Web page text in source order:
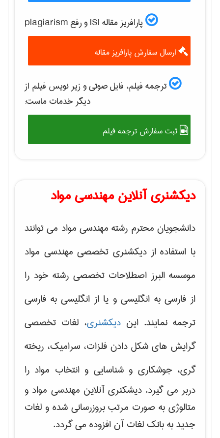
پارافریز مقاله ISI و رفع plagiarism
ارسال سفارش پارافریز مقاله
ترجمه فیلم، فایل صوتی و زیر نویس فیلم از
دیگر خدمات ماست:
ثبت سفارش ترجمه فیلم
دیکشنری آنلاین مهندسی مواد
دانشجویان محترم رشته مهندسی مواد می توانند
با استفاده از دیکشنری تخصصی مهندسی مواد
موسسه البرز اصطلاحات تخصصی رشته خود را
از فارسی به انگلیسی و یا از انگلیسی به فارسی
ترجمه نمایند. این دیکشنری، لغات تخصصی
گرایش های شکل دادن فلزات، سرامیک، ریخته
گری، جوشکاری و شناسایی و انتخاب مواد را
دربر می گیرد. دیشکنری آنلاین مهندسی مواد و
متالوژی به صورت مرتب بروزرسانی شده و لغات
جدید به بانک لغات آن افزوده می گردد.